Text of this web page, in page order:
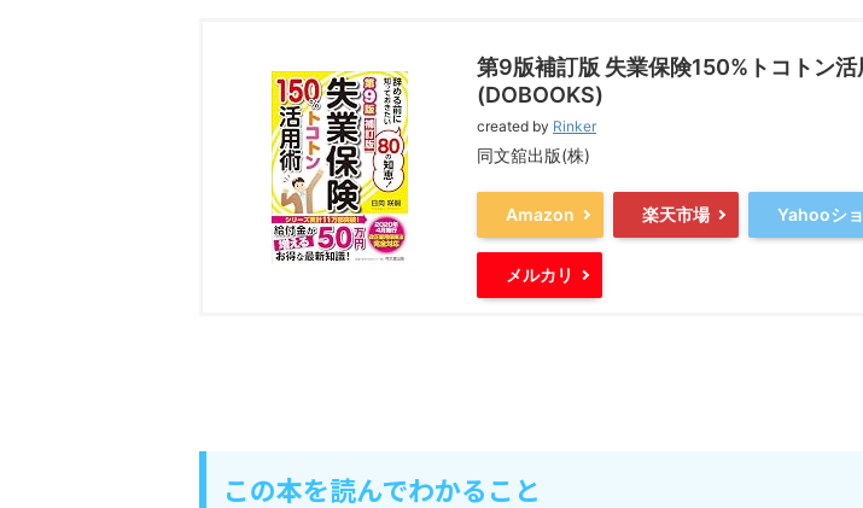
第9版補訂版 失業保険150%トコトン活
(DOBOOKS)
created by Rinker
同文舘出版(株)
Amazon 楽天市場 Yahooシ
メルカリ
この本を読んでわかること